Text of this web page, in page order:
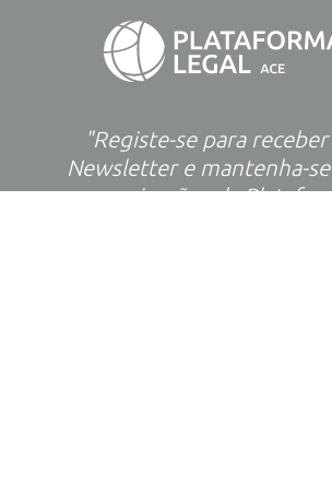
"Registe-se para receber
Newsletter e mantenha-se
comunicações da